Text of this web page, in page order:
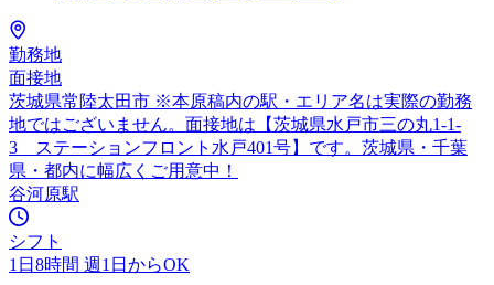
勤務地
面接地
茨城県常陸太田市 ※本原稿内の駅・エリア名は実際の勤務
地ではございません。面接地は【茨城県水戸市三の丸1-1-
3 ステーションフロント水戸401号】です。茨城県・千葉
県・都内に幅広くご用意中！
谷河原駅
シフト
1日8時間 週1日からOK